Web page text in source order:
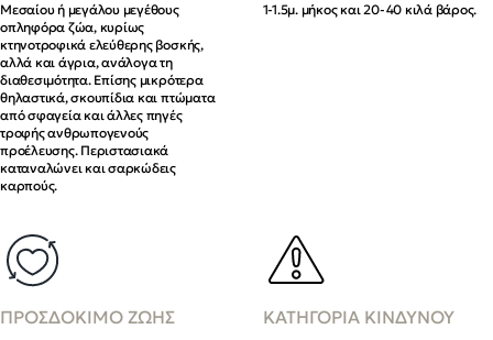
Μεσαίου ή μεγάλου μεγέθους
οπληφόρα ζώα, κυρίως
κτηνοτροφικά ελεύθερης βοσκής,
αλλά και άγρια, ανάλογα τη
διαθεσιμότητα. Επίσης μικρότερα
θηλαστικά, σκουπίδια και πτώματα
από σφαγεία και άλλες πηγές
τροφής ανθρωπογενούς
προέλευσης. Περιστασιακά
καταναλώνει και σαρκώδεις
καρπούς.
1-1.5μ. μήκος και 20-40 κιλά βάρος.
ΠΡΟΣΔΟΚΙΜΟ ΖΩΗΣ ΚΑΤΗΓΟΡΙΑ ΚΙΝΔΥΝΟΥ